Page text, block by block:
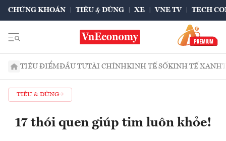
CHỨNG KHOÁN TIÊU & DÙNG XE VNE TV TECH
TIÊU ĐIỂMĐẦU TƯTÀI CHÍNHKINH TẾ SỐKINH TẾ XANH
TIÊU & DÙNG
17 thói quen giúp tim luôn khỏe!